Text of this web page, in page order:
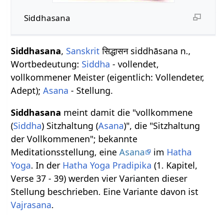
Siddhasana
Siddhasana, Sanskrit सिद्धासन siddhāsana n.,
Wortbedeutung: Siddha - vollendet,
vollkommener Meister (eigentlich: Vollendeter,
Adept);Asana - Stellung.
Siddhasana meint damit die "vollkommene
(Siddha) Sitzhaltung (Asana)", die "Sitzhaltung
der Vollkommenen"; bekannte
Meditationsstellung, eineAsana im Hatha
Yoga. In der Hatha Yoga Pradipika (1. Kapitel,
Verse 37 - 39) werden vier Varianten dieser
Stellung beschrieben. Eine Variante davon ist
Vajrasana.